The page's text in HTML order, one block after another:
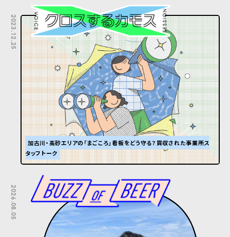
2023.12.25
加古川・高砂エリアの「まごころ」看板をどう守る？買収された事業所ス
タッフトーク
2026.08.05